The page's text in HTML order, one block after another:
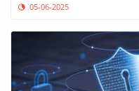
05-06-2025